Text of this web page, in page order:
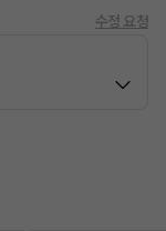
수정 요청